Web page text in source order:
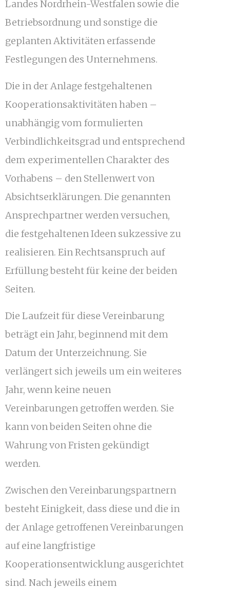
Landes Nordrhein-Westfalen sowie die
Betriebsordnung und sonstige die
geplanten Aktivitäten erfassende
Festlegungen des Unternehmens.
Die in der Anlage festgehaltenen
Kooperationsaktivitäten haben –
unabhängig vom formulierten
Verbindlichkeitsgrad und entsprechend
dem experimentellen Charakter des
Vorhabens – den Stellenwert von
Absichtserklärungen. Die genannten
Ansprechpartner werden versuchen,
die festgehaltenen Ideen sukzessive zu
realisieren. Ein Rechtsanspruch auf
Erfüllung besteht für keine der beiden
Seiten.
Die Laufzeit für diese Vereinbarung
beträgt ein Jahr, beginnend mit dem
Datum der Unterzeichnung. Sie
verlängert sich jeweils um ein weiteres
Jahr, wenn keine neuen
Vereinbarungen getroffen werden. Sie
kann von beiden Seiten ohne die
Wahrung von Fristen gekündigt
werden.
Zwischen den Vereinbarungspartnern
besteht Einigkeit, dass diese und die in
der Anlage getroffenen Vereinbarungen
auf eine langfristige
Kooperationsentwicklung ausgerichtet
sind. Nach jeweils einem